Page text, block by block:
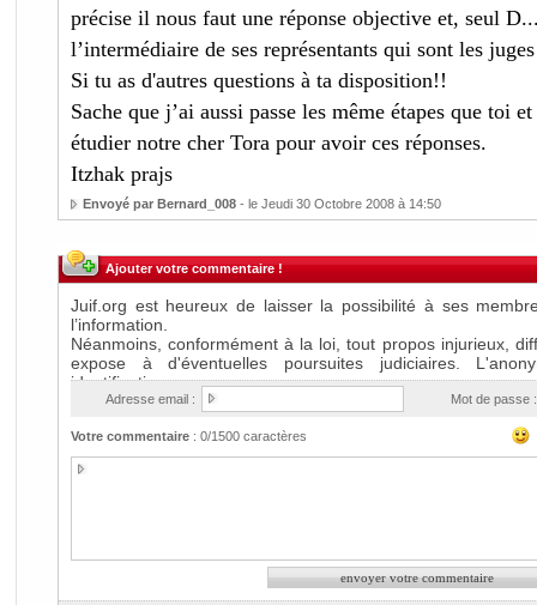
précise il nous faut une réponse objective et, seul
l’intermédiaire de ses représentants qui sont les
Si tu as d'autres questions à ta disposition!!
Sache que j’ai aussi passe les même étapes que toi
étudier notre cher Tora pour avoir ces réponses.
Itzhak prajs
Envoyé par Bernard_008- le Jeudi 30 Octobre 2008 à 14:50
Ajouter votre commentaire !
Adresse email : Mot de passe :
Votre commentaire: 0/1500 caractères